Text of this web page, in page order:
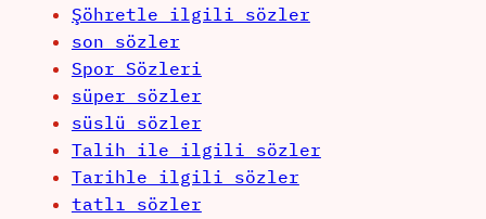
Şöhretle ilgili sözler
son sözler
Spor Sözleri
süper sözler
süslü sözler
Talih ile ilgili sözler
Tarihle ilgili sözler
tatlı sözler